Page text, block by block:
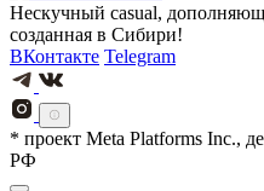
Нескучный casual,
созданная в Сибири!
ВКонтакте Telegram
* проект Meta Platforms Inc.,
РФ